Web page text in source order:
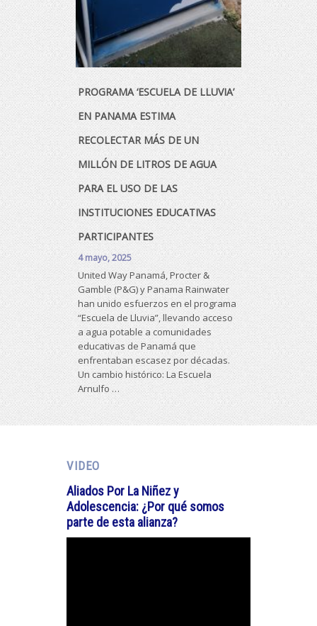
PROGRAMA ‘ESCUELA DE LLUVIA’
EN PANAMA ESTIMA
RECOLECTAR MÁS DE UN
MILLÓN DE LITROS DE AGUA
PARA EL USO DE LAS
INSTITUCIONES EDUCATIVAS
PARTICIPANTES
4 mayo, 2025
United Way Panamá, Procter &
Gamble (P&G) y Panama Rainwater
han unido esfuerzos en el programa
“Escuela de Lluvia”, llevando acceso
a agua potable a comunidades
educativas de Panamá que
enfrentaban escasez por décadas.
Un cambio histórico: La Escuela
Arnulfo …
lluvia en el
En donde
VIDEO
Aliados Por La Niñez y
Adolescencia: ¿Por qué somos
parte de esta alianza?